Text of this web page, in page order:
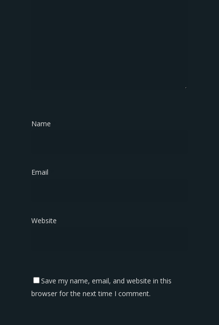
Name
Email
Website
Save my name, email, and website in this
browser for the next time I comment.